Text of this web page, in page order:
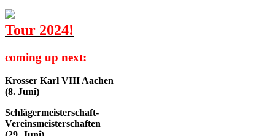
Tour 2024!
coming up next:
Krosser Karl VIII Aachen
(8. Juni)
Schlägermeisterschaft-
Vereinsmeisterschaften